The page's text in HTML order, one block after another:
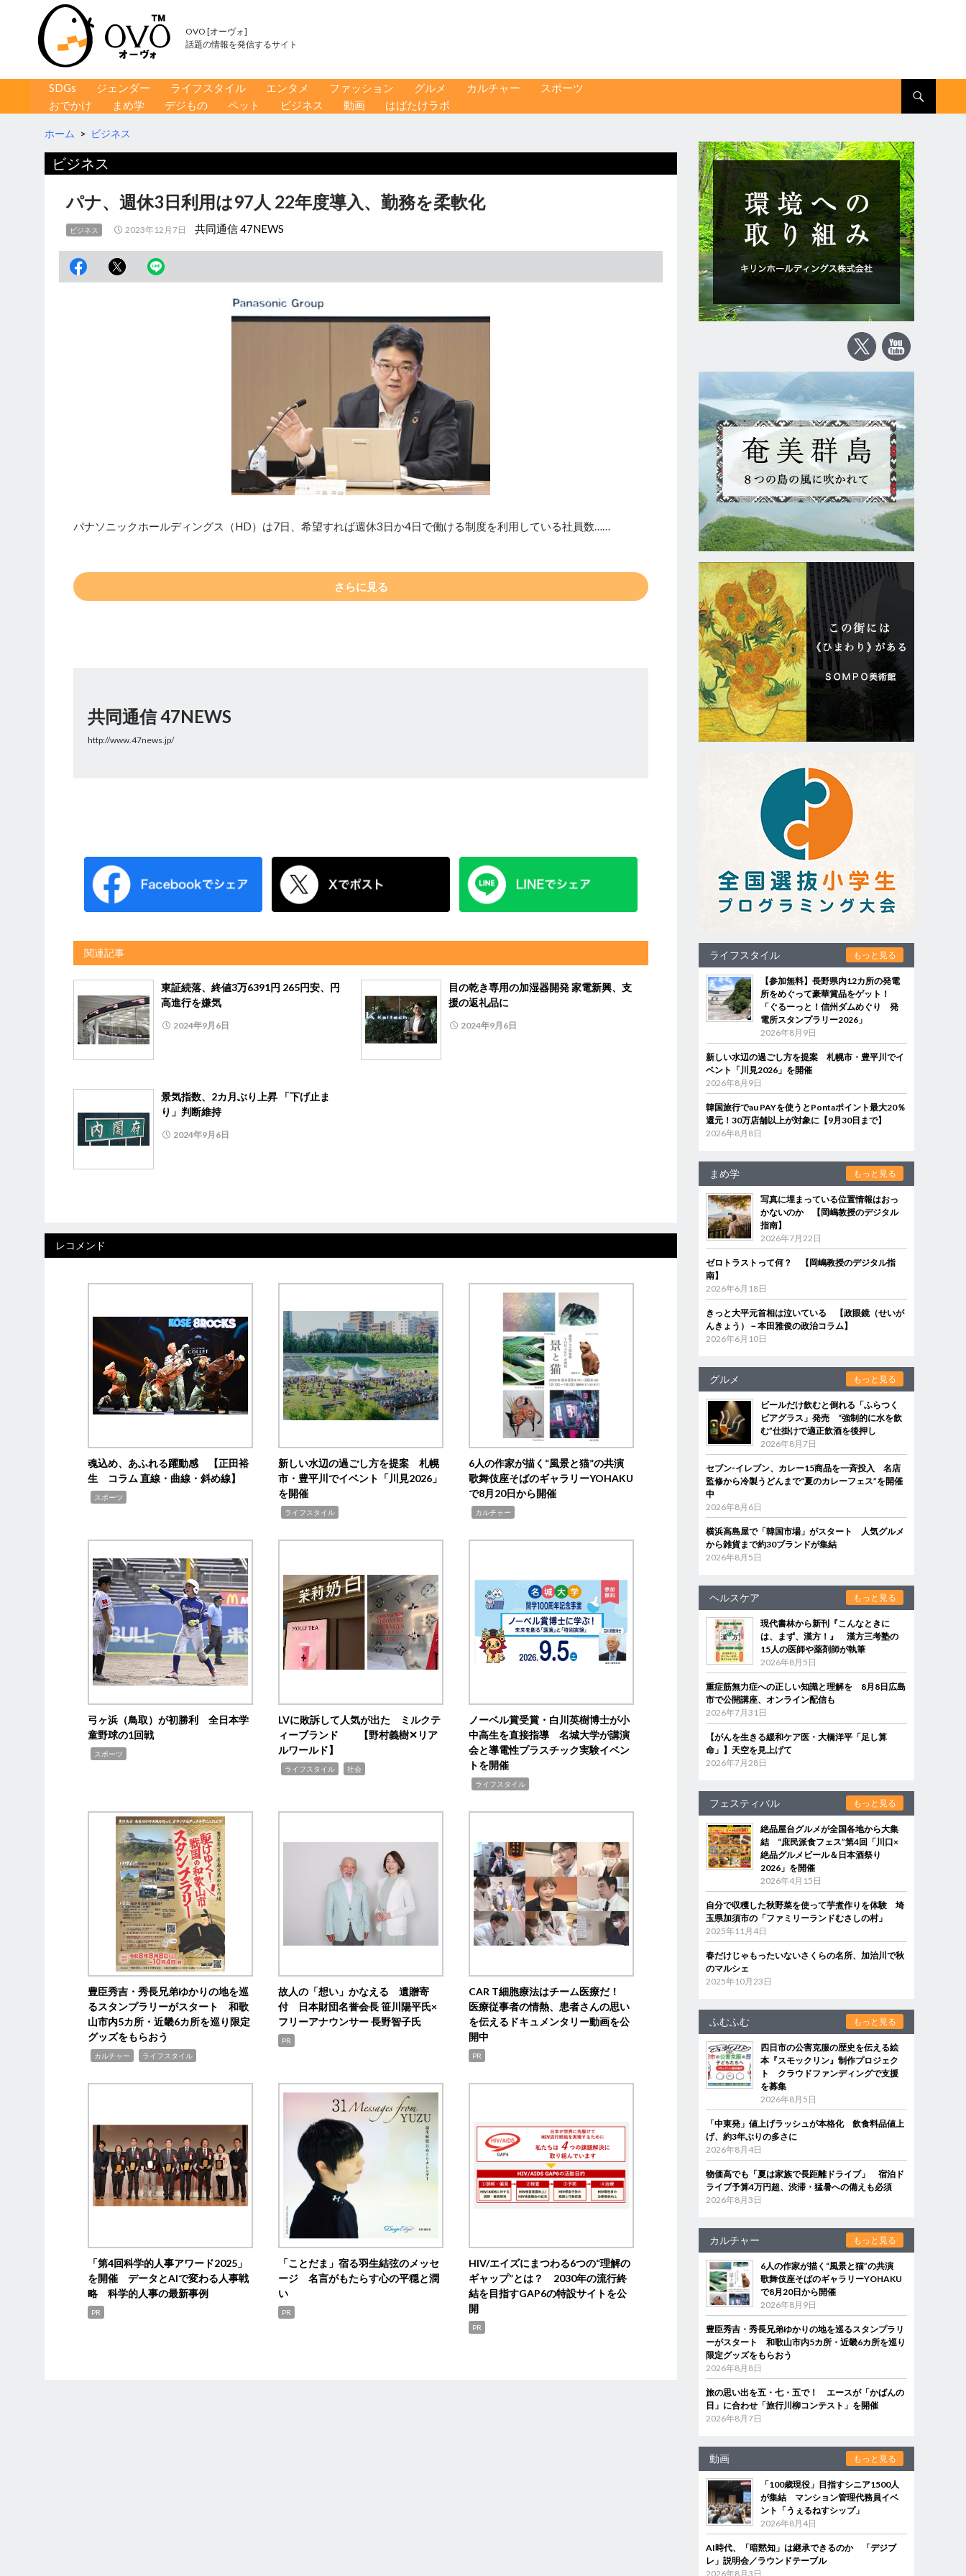
OVO [オーヴォ]
話題の情報を発信するサイト
コンテンツへ移動
SDGs ジェンダー ライフスタイル エンタメ ファッション グルメ カルチャー
スポーツ
おでかけ
まめ学 デジもの ペット ビジネス 動画 はばたけラボ
ホーム > ビジネス
ビジネス
パナ、週休3日利用は97人 22年度導入、勤務を柔軟化
ビジネス 2023年12月7日 共同通信 47NEWS
パナソニックホールディングス（HD）は7日、希望すれば週休3日か4日で働ける制度を利用している社員数……
さらに見る
共同通信 47NEWS
http://www.47news.jp/
関連記事
東証続落、終値3万6391円 265円安、円
高進行を嫌気
2024年9月6日
目の乾き専用の加湿器開発 家電新興、支
援の返礼品に
2024年9月6日
景気指数、2カ月ぶり上昇 「下げ止ま
り」判断維持
2024年9月6日
レコメンド
魂込め、あふれる躍動感 【正田裕
生 コラム 直線・曲線・斜め線】
スポーツ
新しい水辺の過ごし方を提案 札幌
市・豊平川でイベント「川見2026」
を開催
ライフスタイル
6人の作家が描く“風景と猫”の共演
歌舞伎座そばのギャラリーYOHAKU
で8月20日から開催
カルチャー
弓ヶ浜（鳥取）が初勝利 全日本学
童野球の1回戦
スポーツ
LVに敗訴して人気が出た ミルクテ
ィーブランド 【野村義樹✕リア
ルワールド】
ライフスタイル 社会
ノーベル賞受賞・白川英樹博士が小
中高生を直接指導 名城大学が講演
会と導電性プラスチック実験イベン
トを開催
ライフスタイル
豊臣秀吉・秀長兄弟ゆかりの地を巡
るスタンプラリーがスタート 和歌
山市内5カ所・近畿6カ所を巡り限定
グッズをもらおう
カルチャー ライフスタイル
故人の「想い」かなえる 遺贈寄
付 日本財団名誉会長 笹川陽平氏×
フリーアナウンサー 長野智子氏
PR
CAR T細胞療法はチーム医療だ！
医療従事者の情熱、患者さんの思い
を伝えるドキュメンタリー動画を公
開中
PR
「第4回科学的人事アワード2025」
を開催 データとAIで変わる人事戦
略 科学的人事の最新事例
PR
「ことだま」宿る羽生結弦のメッセ
ージ 名言がもたらす心の平穏と潤
い
PR
HIV/エイズにまつわる6つの“理解の
ギャップ”とは？ 2030年の流行終
結を目指すGAP6の特設サイトを公
開
PR
ライフスタイル もっと見る
【参加無料】長野県内12カ所の発電
所をめぐって豪華賞品をゲット！
「ぐるーっと！信州ダムめぐり 発
電所スタンプラリー2026」
2026年8月9日
新しい水辺の過ごし方を提案 札幌市・豊平川でイ
ベント「川見2026」を開催
2026年8月9日
韓国旅行でau PAYを使うとPontaポイント最大20％
還元！30万店舗以上が対象に【9月30日まで】
2026年8月8日
まめ学 もっと見る
写真に埋まっている位置情報はおっ
かないのか 【岡嶋教授のデジタル
指南】
2026年7月22日
ゼロトラストって何？ 【岡嶋教授のデジタル指
南】
2026年6月18日
きっと大平元首相は泣いている 【政眼鏡（せいが
んきょう）－本田雅俊の政治コラム】
2026年6月10日
グルメ もっと見る
ビールだけ飲むと倒れる「ふらつく
ビアグラス」発売 “強制的に水を飲
む”仕掛けで適正飲酒を後押し
2026年8月7日
セブン‐イレブン、カレー15商品を一斉投入 名店
監修から冷製うどんまで“夏のカレーフェス”を開催
中
2026年8月6日
横浜高島屋で「韓国市場」がスタート 人気グルメ
から雑貨まで約30ブランドが集結
2026年8月5日
ヘルスケア もっと見る
現代書林から新刊『こんなときに
は、まず、漢方！』 漢方三考塾の
15人の医師や薬剤師が執筆
2026年8月5日
重症筋無力症への正しい知識と理解を 8月8日広島
市で公開講座、オンライン配信も
2026年7月31日
【がんを生きる緩和ケア医・大橋洋平「足し算
命」】天空を見上げて
2026年7月28日
フェスティバル もっと見る
絶品屋台グルメが全国各地から大集
結 “庶民派食フェス”第4回「川口×
絶品グルメビール＆日本酒祭り
2026」を開催
2026年4月15日
自分で収穫した秋野菜を使って芋煮作りを体験 埼
玉県加須市の「ファミリーランドむさしの村」
2025年11月4日
春だけじゃもったいないさくらの名所、加治川で秋
のマルシェ
2025年10月23日
ふむふむ もっと見る
四日市の公害克服の歴史を伝える絵
本『スモックリン』制作プロジェク
ト クラウドファンディングで支援
を募集
2026年8月5日
「中東発」値上げラッシュが本格化 飲食料品値上
げ、約3年ぶりの多さに
2026年8月4日
物価高でも「夏は家族で長距離ドライブ」 宿泊ド
ライブ予算4万円超、渋滞・猛暑への備えも必須
2026年8月3日
カルチャー もっと見る
6人の作家が描く“風景と猫”の共演
歌舞伎座そばのギャラリーYOHAKU
で8月20日から開催
2026年8月9日
豊臣秀吉・秀長兄弟ゆかりの地を巡るスタンプラリ
ーがスタート 和歌山市内5カ所・近畿6カ所を巡り
限定グッズをもらおう
2026年8月8日
旅の思い出を五・七・五で！ エースが「かばんの
日」に合わせ「旅行川柳コンテスト」を開催
2026年8月7日
動画 もっと見る
「100歳現役」目指すシニア1500人
が集結 マンション管理代務員イベ
ント「うぇるねすシップ」
2026年8月4日
AI時代、「暗黙知」は継承できるのか 「デジブ
レ」説明会／ラウンドテーブル
2026年8月3日